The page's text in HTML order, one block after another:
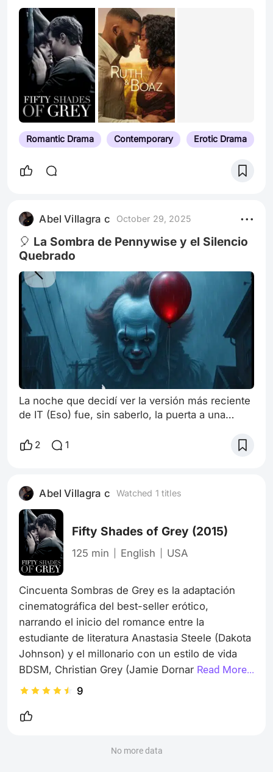
Romantic Drama Contemporary Erotic Drama
Abel Villagra c October 29, 2025
🎈 La Sombra de Pennywise y el Silencio
Quebrado
La noche que decidí ver la versión más reciente
de IT (Eso) fue, sin saberlo, la puerta a una
replicar. No era la primera película de miedo que
clavado en la mente de una forma
particularmente desagradable. Recuerdo la
escena del desagüe, el globo rojo y esos ojos
ama
2 1
Abel Villagra c Watched 1 titles
Fifty Shades of Grey (2015)
125 min English USA
Cincuenta Sombras de Grey es la adaptación
cinematográfica del best-seller erótico,
narrando el inicio del romance entre la
estudiante de literatura Anastasia Steele (Dakota
Johnson) y el millonario con un estilo de vida
BDSM, Christian Grey (Jamie Dornan).
La película logró ser un éxito de taquilla masivo
novela. Sin embargo, la crítica profesional fue
narrativamente débil, lenta fuera de las escenas
Read More...
9
No more data